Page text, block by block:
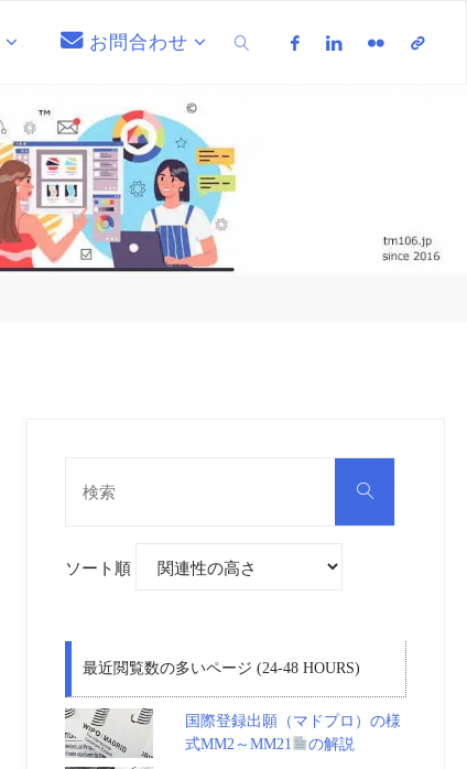
お問合わせ
検
ソート順
最近閲覧数の多いページ (24-48 HOURS)
国際登録出願（マドプロ）の様
式MM2～MM21
の解説